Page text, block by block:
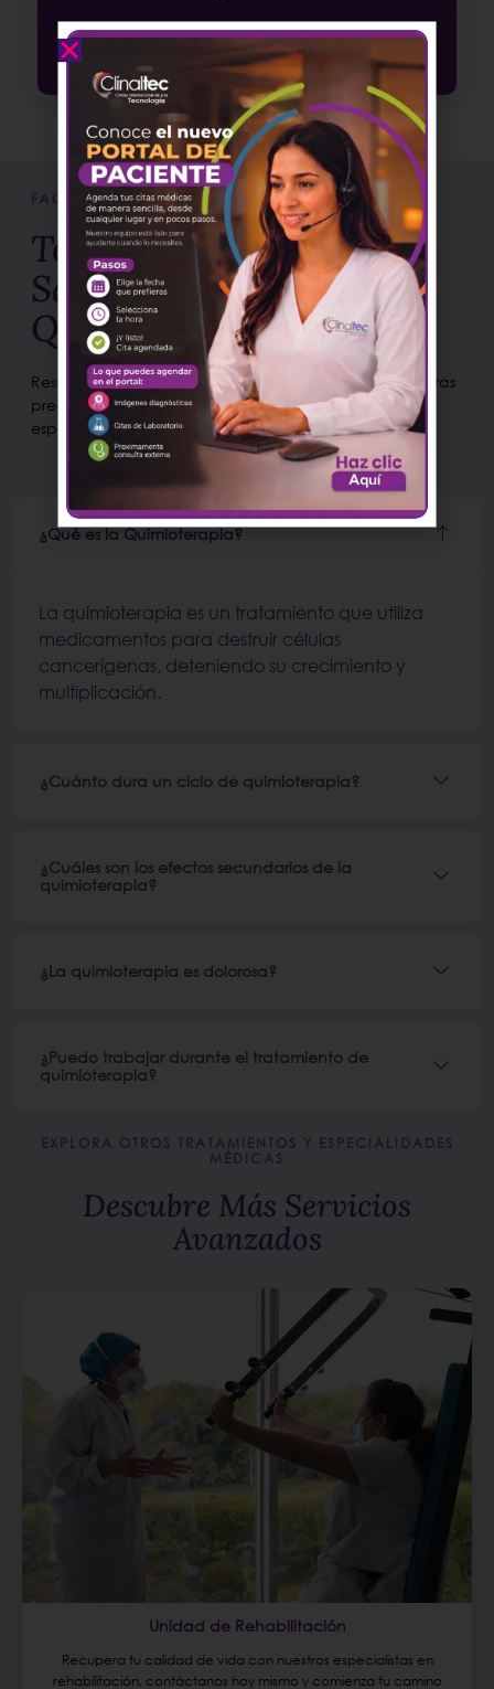
(WhatsApp)
312 561 5637
FAQ
Todo lo que Necesitas
Saber sobre
Quimioterapia
Resuelve tus dudas sobre la Quimioterapia con nuestras
preguntas frecuentes. Conoce cómo funciona y qué
esperar del tratamiento
¿Qué es la Quimioterapia?
La quimioterapia es un tratamiento que utiliza
medicamentos para destruir células
cancerígenas, deteniendo su crecimiento y
multiplicación.
¿Cuánto dura un ciclo de quimioterapia?
¿Cuáles son los efectos secundarios de la
quimioterapia?
¿La quimioterapia es dolorosa?
¿Puedo trabajar durante el tratamiento de
quimioterapia?
EXPLORA OTROS TRATAMIENTOS Y ESPECIALIDADES
MÉDICAS
Descubre Más Servicios
Avanzados
Unidad de Rehabilitación
Recupera tu calidad de vida con nuestros especialistas en
rehabilitación, contáctanos hoy mismo y comienza tu camino